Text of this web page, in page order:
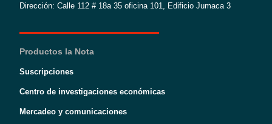
Dirección: Calle 112 # 18a 35 oficina 101, Edificio Jumaca 3
Productos la Nota
Suscripciones
Centro de investigaciones económicas
Mercadeo y comunicaciones